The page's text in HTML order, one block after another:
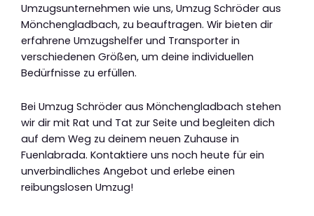
Umzugsunternehmen wie uns, Umzug Schröder aus
Mönchengladbach, zu beauftragen. Wir bieten dir
erfahrene Umzugshelfer und Transporter in
verschiedenen Größen, um deine individuellen
Bedürfnisse zu erfüllen.
Bei Umzug Schröder aus Mönchengladbach stehen
wir dir mit Rat und Tat zur Seite und begleiten dich
auf dem Weg zu deinem neuen Zuhause in
Fuenlabrada. Kontaktiere uns noch heute für ein
unverbindliches Angebot und erlebe einen
reibungslosen Umzug!